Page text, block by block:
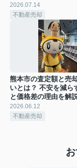
2026.07.14
不動産売却
熊本市の査定額と売
いとは？ 不安を減ら
と価格差の理由を解
2026.06.12
不動産売却